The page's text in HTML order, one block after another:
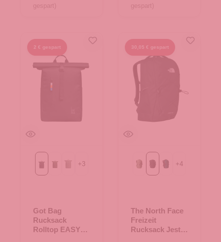
gespart)
gespart)
2 € gespart
Blackalgaebass
+3
Got Bag
Rucksack
Rolltop EASY
30,05 € gespart
Bark Mist/TNF Black
BlackDeep Nori-TNF
+4
The North Face
Freizeit
Rucksack Jester